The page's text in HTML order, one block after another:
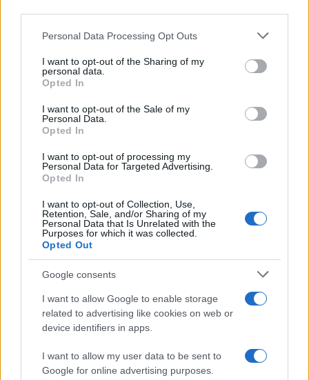
Please note that this website/app uses one or more Google
not limited to your visit or usage behaviour. You may click to
grant or deny consent to Google and its third-party tags to
use your data for below specified purposes in below Google
consent section.
Personal Data Processing Opt Outs
I want to opt-out of the Sharing of my
personal data.
Opted In
I want to opt-out of the Sale of my
Personal Data.
Opted In
I want to opt-out of processing my
Personal Data for Targeted Advertising.
Opted In
I want to opt-out of Collection, Use,
Retention, Sale, and/or Sharing of my
Personal Data that Is Unrelated with the
Purposes for which it was collected.
Opted Out
Google consents
I want to allow Google to enable storage
related to advertising like cookies on web or
device identifiers in apps.
I want to allow my user data to be sent to
Google for online advertising purposes.
Σχόλια
Σχολίασε εδώ
50 /50
Υποβολή σχολίου
Όροι Χρήσης. Το site προστατεύεται από reCAPTCHA, ισχύουν
Πολιτική Απορρήτου&Όροι Χρήσηςτης Google.
ΕΣΟΔΑ
ΚΕΡΔΗ
ΟΡΓΑΝΙΣΜΟΣ ΛΙΜΕΝΟΣ ΠΕΙΡΑΙΩΣ